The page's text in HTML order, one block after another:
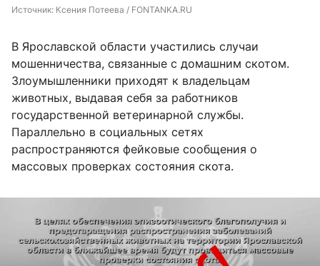
Источник: Ксения Потеева / FONTANKA.RU
В Ярославской области участились случаи
мошенничества, связанные с домашним скотом.
Злоумышленники приходят к владельцам
животных, выдавая себя за работников
государственной ветеринарной службы.
Параллельно в социальных сетях
распространяются фейковые сообщения о
массовых проверках состояния скота.